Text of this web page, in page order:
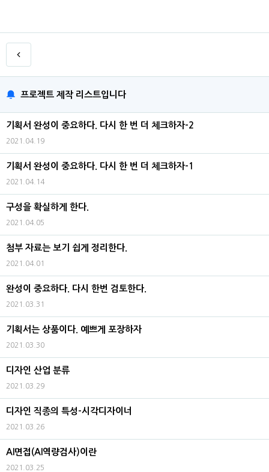
프로젝트 제작 리스트입니다
기획서 완성이 중요하다. 다시 한 번 더 체크하자-2
2021.04.19
기획서 완성이 중요하다. 다시 한 번 더 체크하자-1
2021.04.14
구성을 확실하게 한다.
2021.04.05
첨부 자료는 보기 쉽게 정리한다.
2021.04.01
완성이 중요하다. 다시 한번 검토한다.
2021.03.31
기획서는 상품이다. 예쁘게 포장하자
2021.03.30
디자인 산업 분류
2021.03.29
디자인 직종의 특성-시각디자이너
2021.03.26
AI면접(AI역량검사)이란
2021.03.25